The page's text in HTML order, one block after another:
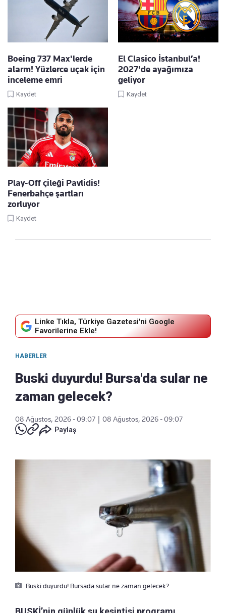
Boeing 737 Max'lerde
alarm! Yüzlerce uçak için
inceleme emri
Kaydet
El Clasico İstanbul’a!
2027'de ayağımıza
geliyor
Kaydet
Play-Off çileği Pavlidis!
Fenerbahçe şartları
zorluyor
Kaydet
Linke Tıkla, Türkiye Gazetesi'ni Google
Favorilerine Ekle!
HABERLER
Buski duyurdu! Bursa'da sular ne
zaman gelecek?
08 Ağustos, 2026 - 09:07
08 Ağustos, 2026 - 09:07
Paylaş
Buski duyurdu! Bursada sular ne zaman gelecek?